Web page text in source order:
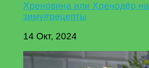
Хреновина или Хренодёр на
зиму#рецепты
14 Окт, 2024